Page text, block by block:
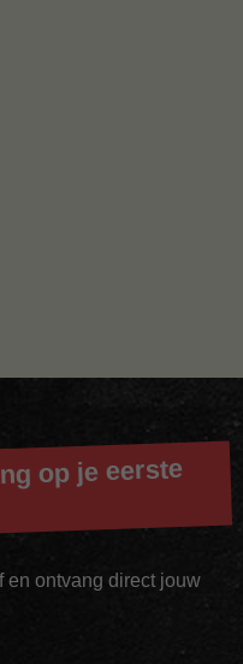
op je eerste
en ontvang direct jouw